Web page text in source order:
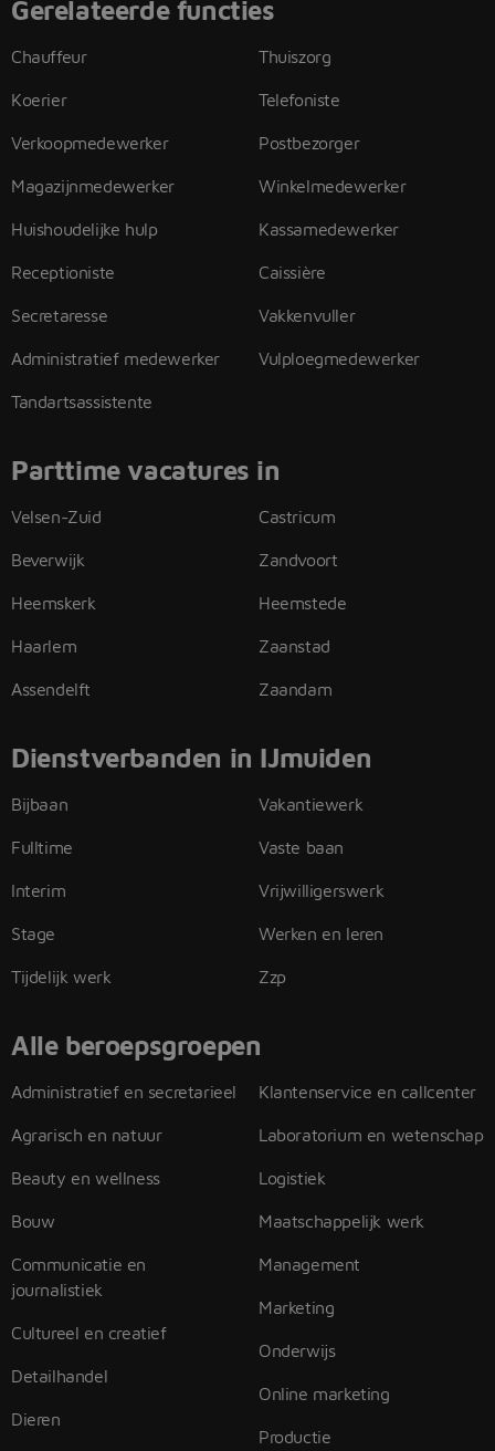
Gerelateerde functies
Chauffeur
Koerier
Verkoopmedewerker
Magazijnmedewerker
Huishoudelijke hulp
Receptioniste
Secretaresse
Administratief medewerker
Tandartsassistente
Thuiszorg
Telefoniste
Postbezorger
Winkelmedewerker
Kassamedewerker
Caissière
Vakkenvuller
Vulploegmedewerker
Parttime vacatures in
Velsen-Zuid
Beverwijk
Heemskerk
Haarlem
Assendelft
Castricum
Zandvoort
Heemstede
Zaanstad
Zaandam
Dienstverbanden in IJmuiden
Bijbaan
Fulltime
Interim
Stage
Tijdelijk werk
Vakantiewerk
Vaste baan
Vrijwilligerswerk
Werken en leren
Zzp
Alle beroepsgroepen
Administratief en secretarieel
Agrarisch en natuur
Beauty en wellness
Bouw
Communicatie en
journalistiek
Cultureel en creatief
Detailhandel
Dieren
Klantenservice en callcenter
Laboratorium en wetenschap
Logistiek
Maatschappelijk werk
Management
Marketing
Onderwijs
Online marketing
Productie